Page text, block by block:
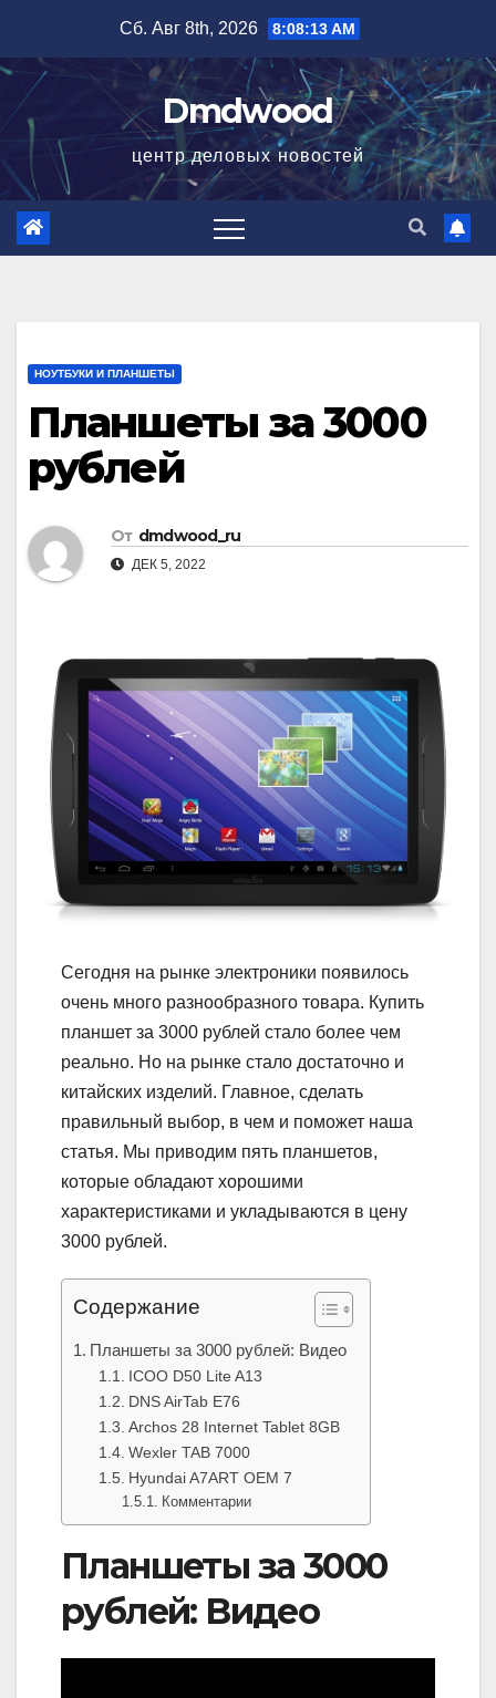
содержимому
Сб. Авг 8th, 2026 8:08:14 AM
Dmdwood
центр деловых новостей
НОУТБУКИ И ПЛАНШЕТЫ
Планшеты за 3000
рублей
От dmdwood_ru
ДЕК 5, 2022
Сегодня на рынке электроники появилось
очень много разнообразного товара. Купить
планшет за 3000 рублей стало более чем
реально. Но на рынке стало достаточно и
китайских изделий. Главное, сделать
правильный выбор, в чем и поможет наша
статья. Мы приводим пять планшетов,
которые обладают хорошими
характеристиками и укладываются в цену
3000 рублей.
Содержание
Планшеты за 3000 рублей: Видео
ICOO D50 Lite A13
DNS AirTab E76
Archos 28 Internet Tablet 8GB
Wexler TAB 7000
Hyundai A7ART OEM 7
Комментарии
Планшеты за 3000
рублей: Видео